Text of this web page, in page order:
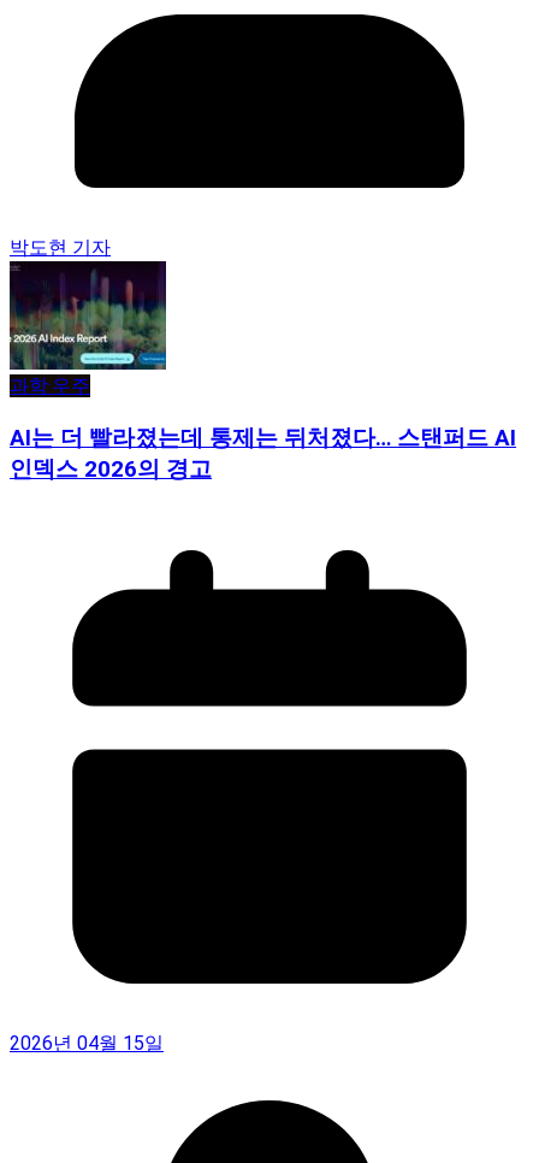
박도현 기자
과학·우주
AI는 더 빨라졌는데 통제는 뒤처졌다… 스탠퍼드 AI
인덱스 2026의 경고
2026년 04월 15일